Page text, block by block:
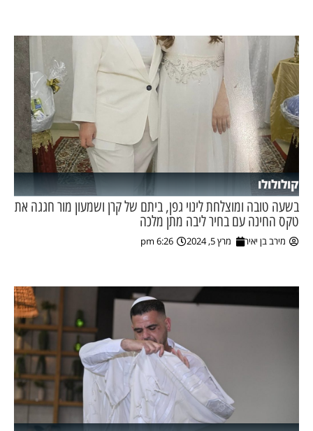
קולולולו
בשעה טובה ומוצלחת לינוי גפן, ביתם של קרן ושמעון מור חגגה את
טקס החינה עם בחיר ליבה מתן מלכה
מירב בן יאיר מרץ 5, 2024 6:26 pm